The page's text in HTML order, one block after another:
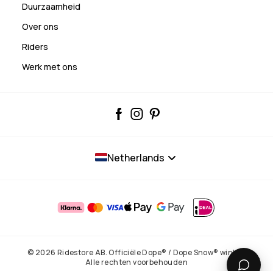
Duurzaamheid
Over ons
Riders
Werk met ons
Netherlands
© 2026 Ridestore AB. Officiële Dope® / Dope Snow® winkel.
Alle rechten voorbehouden